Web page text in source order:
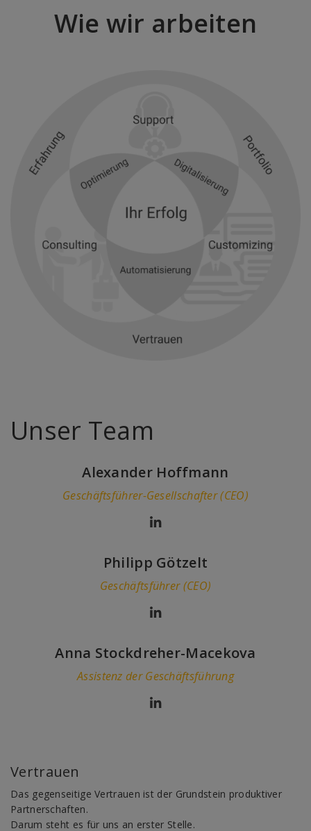
Wie wir arbeiten
Unser Team
Alexander Hoffmann
Geschäftsführer-Gesellschafter (CEO)
Philipp Götzelt
Geschäftsführer (CEO)
Anna Stockdreher-Macekova
Assistenz der Geschäftsführung
Vertrauen
Das gegenseitige Vertrauen ist der Grundstein produktiver
Partnerschaften.
Darum steht es für uns an erster Stelle.